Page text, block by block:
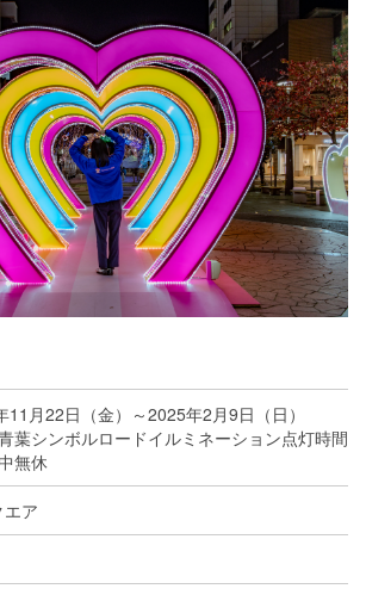
11月22日（金）～2025年2月9日（日）
葉シンボルロードイルミネーション点灯時間
無休
ア